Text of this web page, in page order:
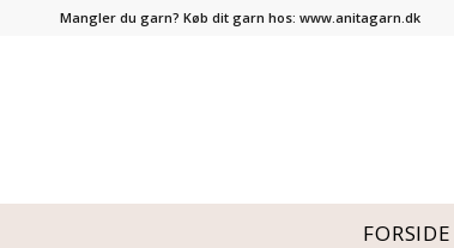
Mangler du garn? Køb dit garn hos: www.anitagarn.dk
FORSIDE